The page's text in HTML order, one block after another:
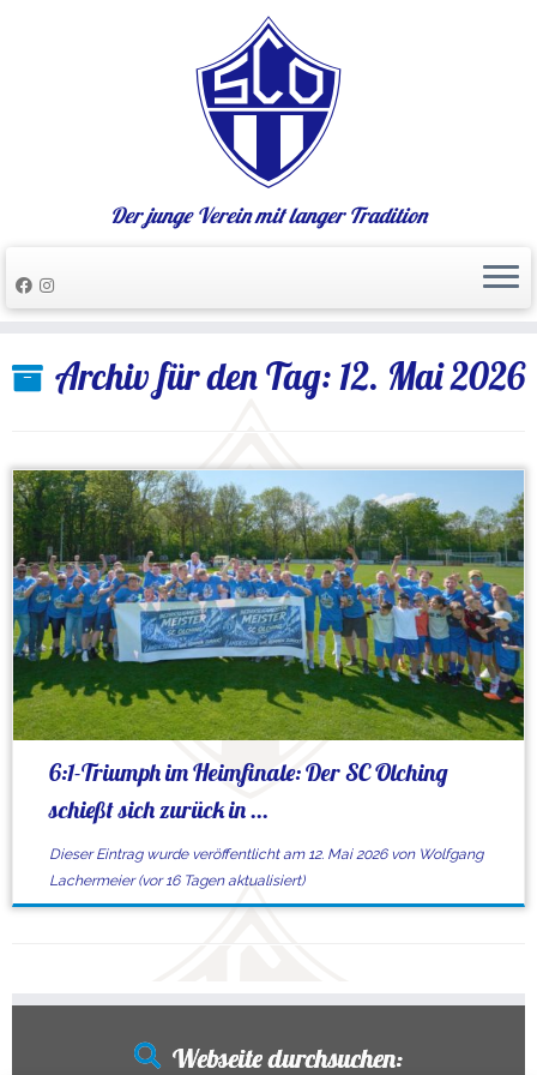
Inhalt
springen
Der junge Verein mit langer Tradition
Archiv für den Tag:12. Mai 2026
6:1-Triumph im Heimfinale: Der SC Olching
schießt sich zurück in ...
Dieser Eintrag wurde veröffentlicht am 12. Mai 2026 von Wolfgang
Lachermeier(vor 16 Tagen aktualisiert)
Webseite durchsuchen: